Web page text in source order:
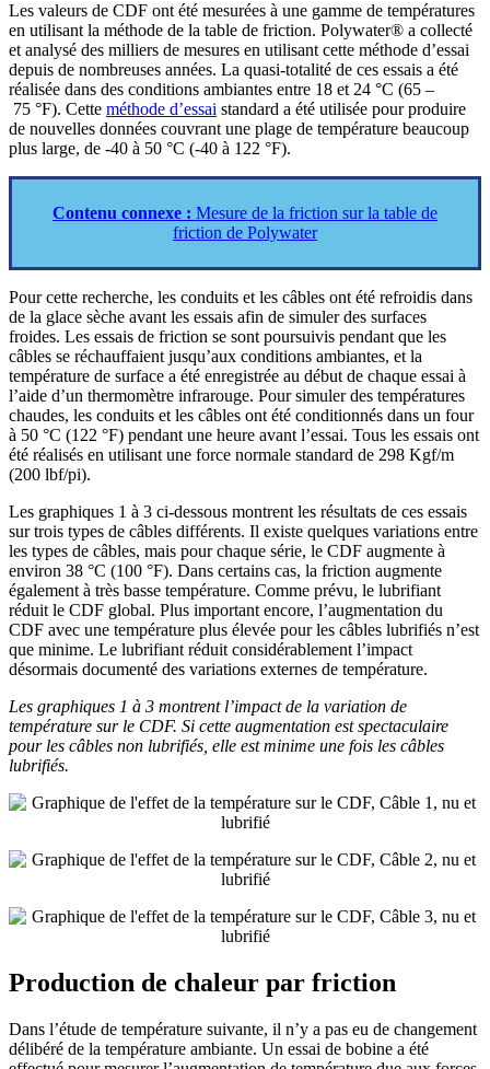
Les valeurs de CDF ont été mesurées à une gamme de températures
en utilisant la méthode de la table de friction. Polywater® a collecté
et analysé des milliers de mesures en utilisant cette méthode d’essai
depuis de nombreuses années. La quasi-totalité de ces essais a été
réalisée dans des conditions ambiantes entre 18 et 24 °C (65 –
75 °F). Cette méthode d’essai standard a été utilisée pour produire
de nouvelles données couvrant une plage de température beaucoup
plus large, de -40 à 50 °C (-40 à 122 °F).
Contenu connexe : Mesure de la friction sur la table de
friction de Polywater
Pour cette recherche, les conduits et les câbles ont été refroidis dans
de la glace sèche avant les essais afin de simuler des surfaces
froides. Les essais de friction se sont poursuivis pendant que les
câbles se réchauffaient jusqu’aux conditions ambiantes, et la
température de surface a été enregistrée au début de chaque essai à
l’aide d’un thermomètre infrarouge. Pour simuler des températures
chaudes, les conduits et les câbles ont été conditionnés dans un four
à 50 °C (122 °F) pendant une heure avant l’essai. Tous les essais ont
été réalisés en utilisant une force normale standard de 298 Kgf/m
(200 lbf/pi).
Les graphiques 1 à 3 ci-dessous montrent les résultats de ces essais
sur trois types de câbles différents. Il existe quelques variations entre
les types de câbles, mais pour chaque série, le CDF augmente à
environ 38 °C (100 °F). Dans certains cas, la friction augmente
également à très basse température. Comme prévu, le lubrifiant
réduit le CDF global. Plus important encore, l’augmentation du
CDF avec une température plus élevée pour les câbles lubrifiés n’est
que minime. Le lubrifiant réduit considérablement l’impact
désormais documenté des variations externes de température.
Les graphiques 1 à 3 montrent l’impact de la variation de
température sur le CDF. Si cette augmentation est spectaculaire
pour les câbles non lubrifiés, elle est minime une fois les câbles
lubrifiés.
Production de chaleur par friction
Dans l’étude de température suivante, il n’y a pas eu de changement
délibéré de la température ambiante. Un essai de bobine a été